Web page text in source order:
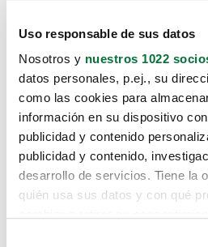
Uso responsable de sus datos
Nosotros y nuestros 1022
datos personales, p.ej., su
como las cookies para
información en su dispositivo
publicidad y contenido
publicidad y contenido,
desarrollo de servicios. Tiene la
quién usa sus datos y con qué
Lo sentimos, no
te hemos traido
Pero puedes encontrar el
buscando en alguno de estos